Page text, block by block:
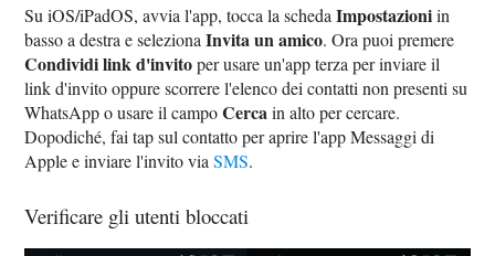
Su iOS/iPadOS, avvia l'app, tocca la schedaImpostazioniin
basso a destra e selezionaInvita un amico. Ora puoi premere
Condividi link d'invitoper usare un'app terza per inviare il
link d'invito oppure scorrere l'elenco dei contatti non presenti su
WhatsApp o usare il campoCercain alto per cercare.
Dopodiché, fai tap sul contatto per aprire l'app Messaggi di
Apple e inviare l'invito viaSMS.
Verificare gli utenti bloccati